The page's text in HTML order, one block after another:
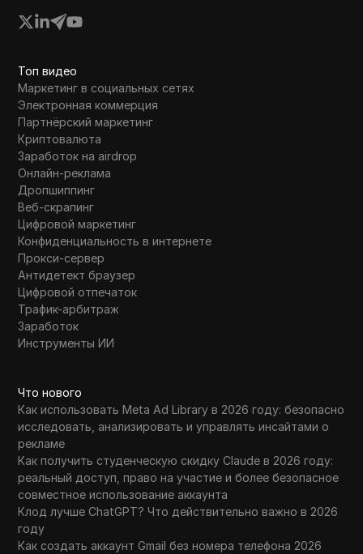
Топ видео
Маркетинг в социальных сетях
Электронная коммерция
Партнёрский маркетинг
Криптовалюта
Заработок на airdrop
Онлайн-реклама
Дропшиппинг
Веб-скрапинг
Цифровой маркетинг
Конфиденциальность в интернете
Прокси-сервер
Антидетект браузер
Цифровой отпечаток
Трафик-арбитраж
Заработок
Инструменты ИИ
Что нового
Как использовать Meta Ad Library в 2026 году: безопасно
исследовать, анализировать и управлять инсайтами о
рекламе
Как получить студенческую скидку Claude в 2026 году:
реальный доступ, право на участие и более безопасное
совместное использование аккаунта
Клод лучше ChatGPT? Что действительно важно в 2026
году
Как создать аккаунт Gmail без номера телефона 2026